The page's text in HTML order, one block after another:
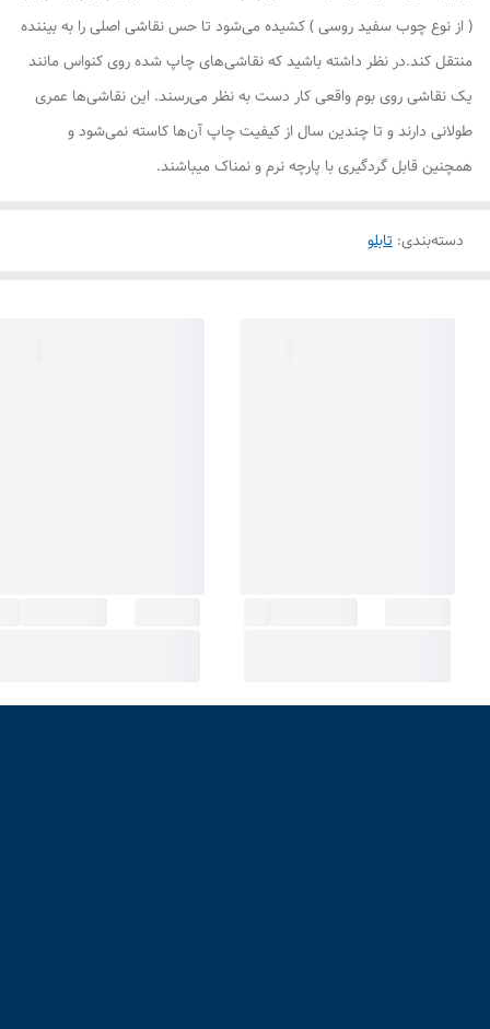
( از نوع چوب سفید روسی ) کشیده می‌شود تا حس نقاشی اصلی را به بیننده
منتقل کند.در نظر داشته باشید که نقاشی‌های چاپ شده روی کنواس مانند
یک نقاشی روی بوم واقعی کار دست به نظر می‌رسند. این نقاشی‌ها عمری
طولانی دارند و تا چندین سال از کیفیت چاپ آن‌ها کاسته نمی‌شود و
همچنین قابل گردگیری با پارچه نرم و نمناک میباشند.
دسته‌بندی: تابلو